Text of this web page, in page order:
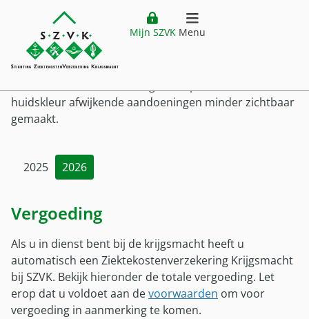
Website header
Ga direct naar hoofdinhoud
Ga direct naar hoofdmenu
Mijn SZVK Menu
Hoofdmenu
Home
Ziektekostenverzekering
Verzekering
Voor wie?
Voor wie
Militair in dienst
Militair uit dienst
Militaire kinderen
Vergoedingen
Vergoedingen
Vergoedingenoverzicht
Zorgkostenfactuur
Declareren
Uitzonderingen
Zorgaanbieders
Pilot DTD
Buitenland
Plaatsing buiten Nederland
Vestiging buiten Nederland
Tijdelijk verblijf buiten Nederland
Zorg buiten Nederland
Gezinsleden EU
Service
Klantenservice
Customer service (EN)
Veelgestelde vragen
Mijn SZVK
Vergoedingenoverzicht Camouflagetherapie
Camouflagetherapie
huidskleur afwijkende aandoeningen minder zichtbaar
gemaakt.
2025 2026
Vergoeding
Als u in dienst bent bij de krijgsmacht heeft u
automatisch een Ziektekostenverzekering Krijgsmacht
bij SZVK. Bekijk hieronder de totale vergoeding. Let
erop dat u voldoet aan devoorwaarden om voor
vergoeding in aanmerking te komen.